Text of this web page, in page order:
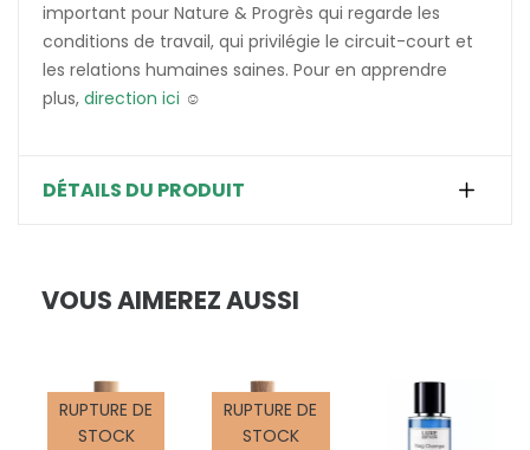
important pour Nature & Progrès qui regarde les
conditions de travail, qui privilégie le circuit-court et
les relations humaines saines. Pour en apprendre
plus, direction ici ☺️
DÉTAILS DU PRODUIT
VOUS AIMEREZ AUSSI
RUPTURE DE
STOCK
RUPTURE DE
STOCK